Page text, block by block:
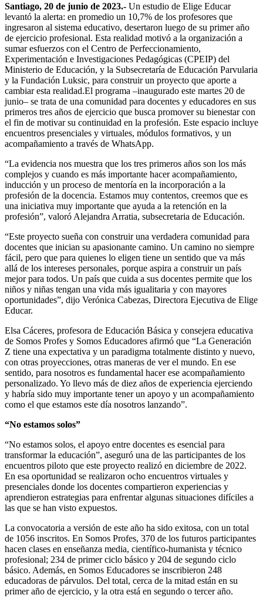
Santiago, 20 de junio de 2023.- Un estudio de Elige Educar
levantó la alerta: en promedio un 10,7% de los profesores que
ingresaron al sistema educativo, desertaron luego de su primer año
de ejercicio profesional. Esta realidad motivó a la organización a
sumar esfuerzos con el Centro de Perfeccionamiento,
Experimentación e Investigaciones Pedagógicas (CPEIP) del
Ministerio de Educación, y la Subsecretaría de Educación Parvularia
y la Fundación Luksic, para construir un proyecto que aporte a
cambiar esta realidad.El programa –inaugurado este martes 20 de
junio– se trata de una comunidad para docentes y educadores en sus
primeros tres años de ejercicio que busca promover su bienestar con
el fin de motivar su continuidad en la profesión. Este espacio incluye
encuentros presenciales y virtuales, módulos formativos, y un
acompañamiento a través de WhatsApp.
“La evidencia nos muestra que los tres primeros años son los más
complejos y cuando es más importante hacer acompañamiento,
inducción y un proceso de mentoría en la incorporación a la
profesión de la docencia. Estamos muy contentos, creemos que es
una iniciativa muy importante que ayuda a la retención en la
profesión”, valoró Alejandra Arratia, subsecretaria de Educación.
“Este proyecto sueña con construir una verdadera comunidad para
docentes que inician su apasionante camino. Un camino no siempre
fácil, pero que para quienes lo eligen tiene un sentido que va más
allá de los intereses personales, porque aspira a construir un país
mejor para todos. Un país que cuida a sus docentes permite que los
niños y niñas tengan una vida más igualitaria y con mayores
oportunidades”, dijo Verónica Cabezas, Directora Ejecutiva de Elige
Educar.
Elsa Cáceres, profesora de Educación Básica y consejera educativa
de Somos Profes y Somos Educadores afirmó que “La Generación
Z tiene una expectativa y un paradigma totalmente distinto y nuevo,
con otras proyecciones, otras maneras de ver el mundo. En ese
sentido, para nosotros es fundamental hacer ese acompañamiento
personalizado. Yo llevo más de diez años de experiencia ejerciendo
y habría sido muy importante tener un apoyo y un acompañamiento
como el que estamos este día nosotros lanzando”.
“No estamos solos”
“No estamos solos, el apoyo entre docentes es esencial para
transformar la educación”, aseguró una de las participantes de los
encuentros piloto que este proyecto realizó en diciembre de 2022.
En esa oportunidad se realizaron ocho encuentros virtuales y
presenciales donde los docentes compartieron experiencias y
aprendieron estrategias para enfrentar algunas situaciones difíciles a
las que se han visto expuestos.
La convocatoria a versión de este año ha sido exitosa, con un total
de 1056 inscritos. En Somos Profes, 370 de los futuros participantes
hacen clases en enseñanza media, científico-humanista y técnico
profesional; 234 de primer ciclo básico y 204 de segundo ciclo
básico. Además, en Somos Educadores se inscribieron 248
educadoras de párvulos. Del total, cerca de la mitad están en su
primer año de ejercicio, y la otra está en segundo o tercer año.